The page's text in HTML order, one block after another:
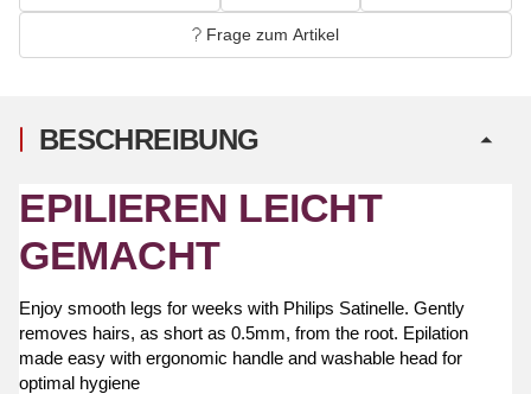
Frage zum Artikel
BESCHREIBUNG
EPILIEREN LEICHT
GEMACHT
Enjoy smooth legs for weeks with Philips Satinelle. Gently
removes hairs, as short as 0.5mm, from the root. Epilation
made easy with ergonomic handle and washable head for
optimal hygiene